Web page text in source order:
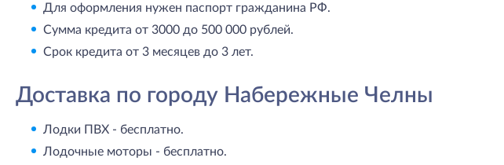
Для оформления нужен паспорт гражданина РФ.
Сумма кредита от 3000 до 500 000 рублей.
Срок кредита от 3 месяцев до 3 лет.
Доставка по городу Набережные Челны
Лодки ПВХ - бесплатно.
Лодочные моторы - бесплатно.